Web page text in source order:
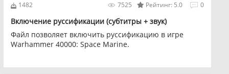
1482 0
Рейтинг: 5.0
7525
Включение руссификации (субтитры + звук)
Файл позволяет включить руссификацию в игре
Warhammer 40000: Space Marine.